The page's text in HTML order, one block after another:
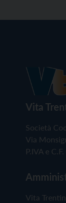
Vita
Società
Via
P.IVA e
Vita